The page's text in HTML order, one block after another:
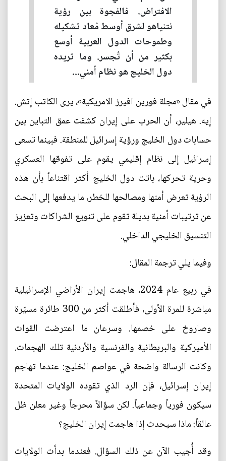
الافتراض. فالفجوة بين رؤية
نتنياهو لشرق أوسط مُعاد تشكيله
وطموحات الدول العربية أوسع
بكثير من أن تُجسر. وما تريده
دول الخليج هو نظام أمني...
في مقال «مجلة فورين افيرز الامريكية»، يرى الكاتب إتش.
إيه. هيلير، أن الحرب على إيران كشفت عمق التباين بين
حسابات دول الخليج ورؤية إسرائيل للمنطقة. فبينما تسعى
إسرائيل إلى نظام إقليمي يقوم على تفوقها العسكري
وحرية تحركها، باتت دول الخليج أكثر اقتناعاً بأن هذه
الرؤية تعرض أمنها ومصالحها للخطر، ما يدفعها إلى البحث
عن ترتيبات أمنية بديلة تقوم على تنويع الشراكات وتعزيز
التنسيق الخليجي الداخلي.
وفيما يلي ترجمة المقال:
في ربيع عام 2024، هاجمت إيران الأراضي الإسرائيلية
مباشرة للمرة الأولى، فأطلقت أكثر من 300 طائرة مسيّرة
وصاروخ على خصمها. وسرعان ما اعترضت القوات
الأميركية والبريطانية والفرنسية والأردنية تلك الهجمات.
وكانت الرسالة واضحة في عواصم الخليج: عندما تهاجم
إيران إسرائيل، فإن الرد الذي تقوده الولايات المتحدة
سيكون فورياً وجماعياً. لكن سؤالاً محرجاً وغير معلن ظل
عالقاً: ماذا سيحدث إذا هاجمت إيران الخليج؟
وقد أُجيب الآن عن ذلك السؤال. فعندما بدأت الولايات